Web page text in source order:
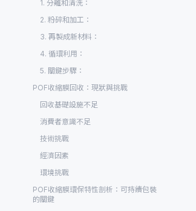
1. 分離和清洗：
2. 粉碎和加工：
3. 再製成新材料：
4. 循環利用：
5. 關鍵步驟：
POF收縮膜回收：現狀與挑戰
回收基礎設施不足
消費者意識不足
技術挑戰
經濟因素
環境挑戰
POF收縮膜環保特性剖析：可持續包裝
的關鍵